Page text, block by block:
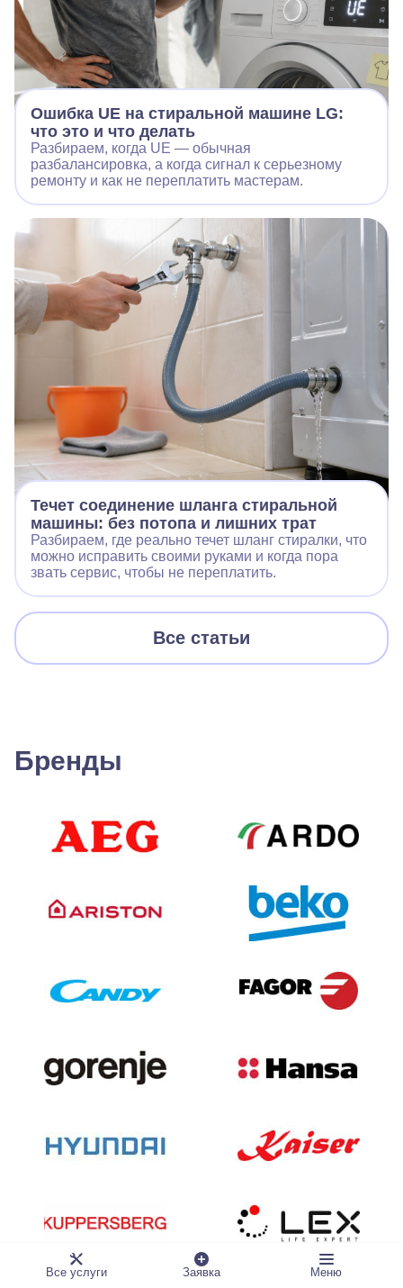
Ошибка UE на стиральной машине LG:
что это и что делать
Разбираем, когда UE — обычная
разбалансировка, а когда сигнал к серьезному
ремонту и как не переплатить мастерам.
Течет соединение шланга стиральной
машины: без потопа и лишних трат
Разбираем, где реально течет шланг стиралки, что
можно исправить своими руками и когда пора
звать сервис, чтобы не переплатить.
Все статьи
Бренды
Все услуги Заявка Меню